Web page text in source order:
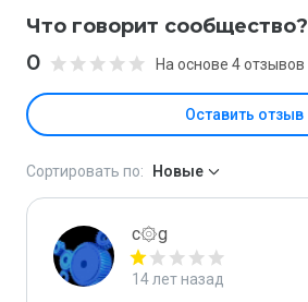
Что говорит сообщество?
0 На основе 4 отзывов
Оставить отзыв
Сортировать по: Новые
c۞g
14 лет назад